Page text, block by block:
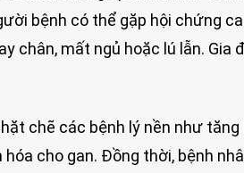
bệnh có thể gặp hội chứng
chân, mất ngủ hoặc lú lẫn. Gia
chẽ các bệnh lý nền như tăng
cho gan. Đồng thời, bệnh